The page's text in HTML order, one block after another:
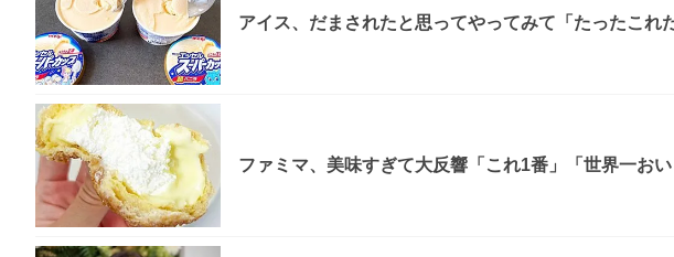
アイス、だまされたと思ってやってみて「たったこれ
ファミマ、美味すぎて大反響「これ1番」「世界一お